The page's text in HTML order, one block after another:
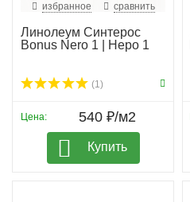
избранное сравнить
Линолеум Синтерос
Bonus Nero 1 | Неро 1
(1)
Цена: 540 ₽/м2
Купить